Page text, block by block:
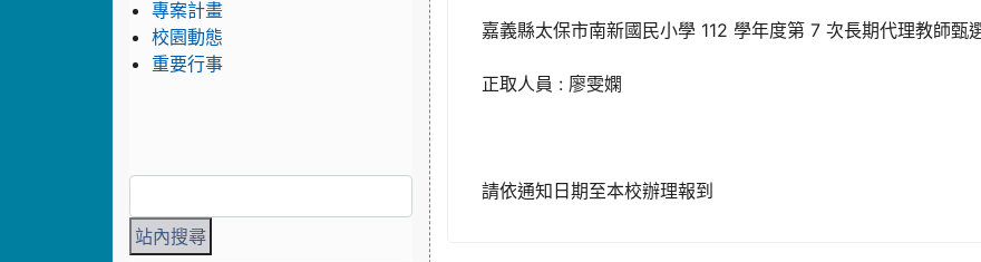
嘉義縣太保市南新國民小學 112 學年度第 7 次長期代理教師甄
正取人員 : 廖雯嫻
請依通知日期至本校辦理報到
專案計畫
校園動態
重要行事